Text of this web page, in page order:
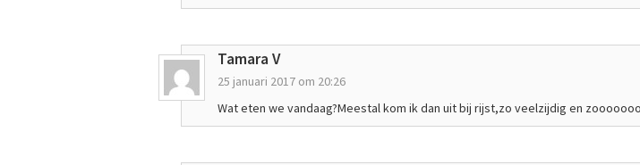
Tamara V
25 januari 2017 om 20:26
Wat eten we vandaag?Meestal kom ik dan uit bij rijst,zo veelzijdig en